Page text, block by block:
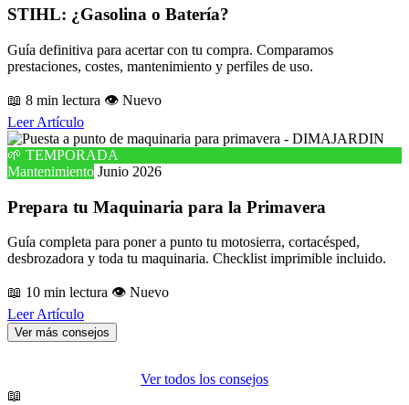
STIHL: ¿Gasolina o Batería?
Guía definitiva para acertar con tu compra. Comparamos
prestaciones, costes, mantenimiento y perfiles de uso.
📖 8 min lectura 👁️ Nuevo
Leer Artículo
🌱 TEMPORADA
Mantenimiento Junio 2026
Prepara tu Maquinaria para la Primavera
Guía completa para poner a punto tu motosierra, cortacésped,
desbrozadora y toda tu maquinaria. Checklist imprimible incluido.
📖 10 min lectura 👁️ Nuevo
Leer Artículo
Ver más consejos
Ver todos los consejos
📖